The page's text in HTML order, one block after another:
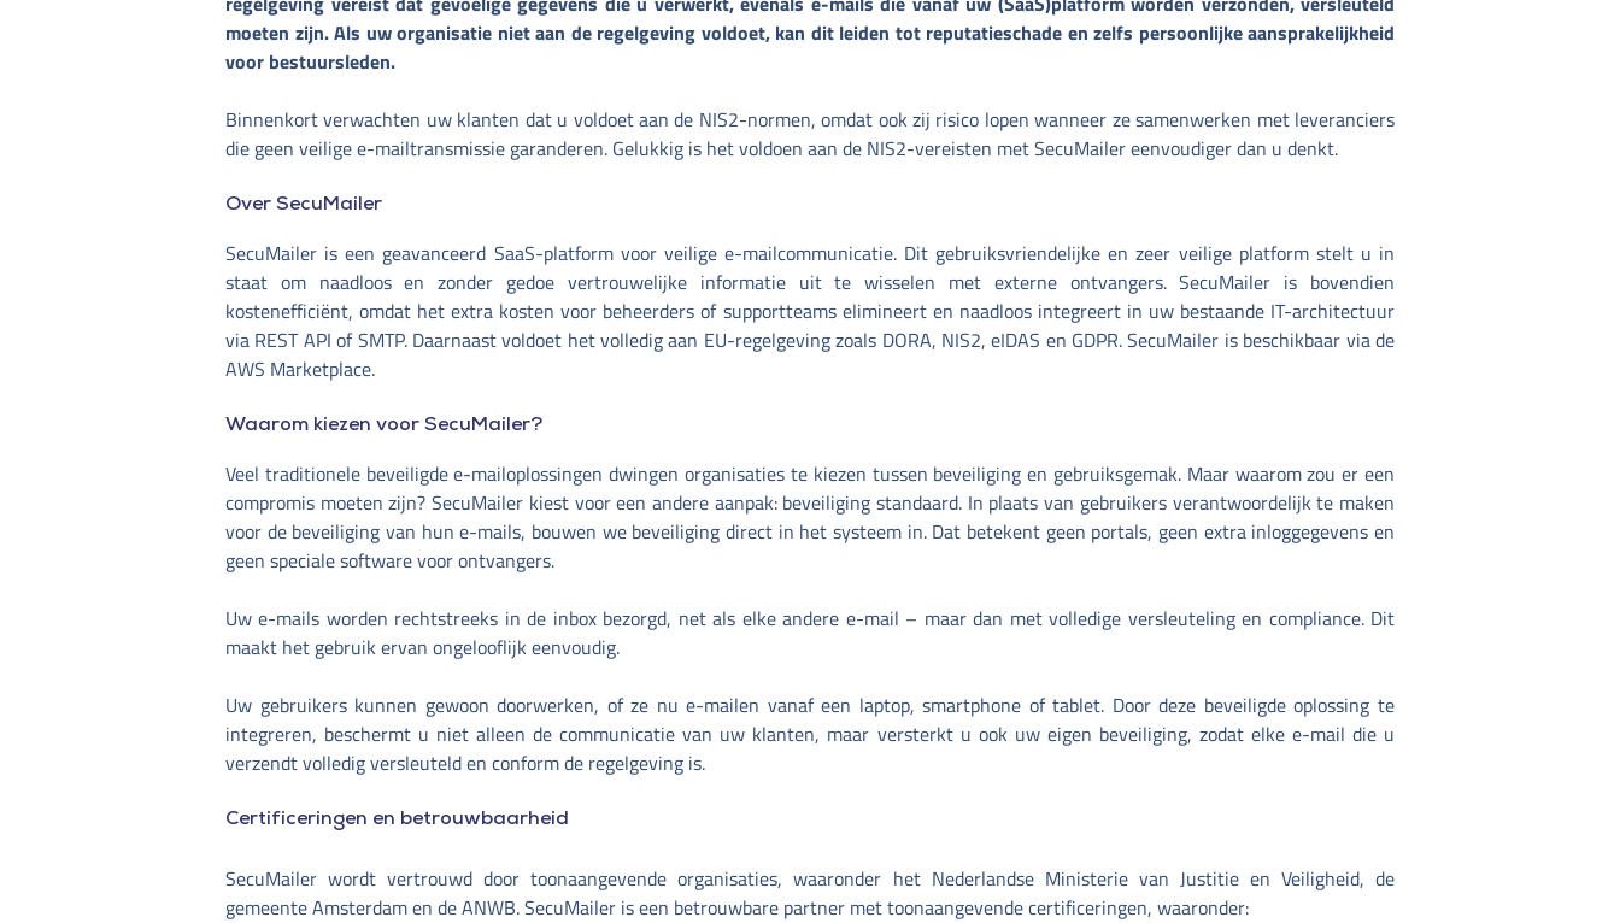
moeten zijn. Als uw organisatie niet aan de regelgeving voldoet, kan dit leiden tot reputatieschade en zelfs persoonlijke aansprakelijkheid
voor bestuursleden.
Binnenkort verwachten uw klanten dat u voldoet aan de NIS2-normen, omdat ook zij risico lopen wanneer ze samenwerken met leveranciers
die geen veilige e-mailtransmissie garanderen. Gelukkig is het voldoen aan de NIS2-vereisten met SecuMailer eenvoudiger dan u denkt.
Over SecuMailer
SecuMailer is een geavanceerd SaaS-platform voor veilige e-mailcommunicatie. Dit gebruiksvriendelijke en zeer veilige platform stelt u in
staat om naadloos en zonder gedoe vertrouwelijke informatie uit te wisselen met externe ontvangers. SecuMailer is bovendien
kostenefficiënt, omdat het extra kosten voor beheerders of supportteams elimineert en naadloos integreert in uw bestaande IT-architectuur
via REST API of SMTP. Daarnaast voldoet het volledig aan EU-regelgeving zoals DORA, NIS2, eIDAS en GDPR. SecuMailer is beschikbaar via de
AWS Marketplace.
Waarom kiezen voor SecuMailer?
Veel traditionele beveiligde e-mailoplossingen dwingen organisaties te kiezen tussen beveiliging en gebruiksgemak. Maar waarom zou er een
compromis moeten zijn? SecuMailer kiest voor een andere aanpak: beveiliging standaard. In plaats van gebruikers verantwoordelijk te maken
voor de beveiliging van hun e-mails, bouwen we beveiliging direct in het systeem in. Dat betekent geen portals, geen extra inloggegevens en
geen speciale software voor ontvangers.
Uw e-mails worden rechtstreeks in de inbox bezorgd, net als elke andere e-mail – maar dan met volledige versleuteling en compliance. Dit
maakt het gebruik ervan ongelooflijk eenvoudig.
Uw gebruikers kunnen gewoon doorwerken, of ze nu e-mailen vanaf een laptop, smartphone of tablet. Door deze beveiligde oplossing te
integreren, beschermt u niet alleen de communicatie van uw klanten, maar versterkt u ook uw eigen beveiliging, zodat elke e-mail die u
verzendt volledig versleuteld en conform de regelgeving is.
Certificeringen en betrouwbaarheid
SecuMailer wordt vertrouwd door toonaangevende organisaties, waaronder het Nederlandse Ministerie van Justitie en Veiligheid, de
gemeente Amsterdam en de ANWB. SecuMailer is een betrouwbare partner met toonaangevende certificeringen, waaronder: